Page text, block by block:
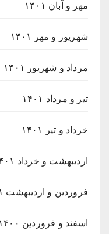
مهر و آبان ۱۴۰۱
شهریور و مهر ۱۴۰۱
مرداد و شهریور ۱۴۰۱
تیر و مرداد ۱۴۰۱
خرداد و تیر ۱۴۰۱
اردیبهشت و خرداد ۱۴۰۱
فروردین و اردیبهشت ۱۴۰۱
اسفند و فروردین ۱۴۰۰